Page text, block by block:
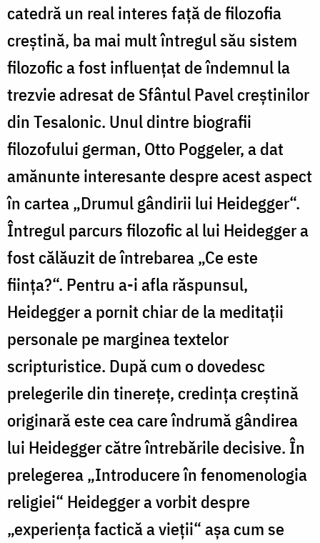
catedră un real interes față de filozofia
creștină, ba mai mult întregul său sistem
filozofic a fost influențat de îndemnul la
trezvie adresat de Sfântul Pavel creștinilor
din Tesalonic. Unul dintre biografii
filozofului german, Otto Poggeler, a dat
amănunte interesante despre acest aspect
în cartea „Drumul gândirii lui Heidegger“.
Întregul parcurs filozofic al lui Heidegger a
fost călăuzit de întrebarea „Ce este
ființa?“. Pentru a-i afla răspunsul,
Heidegger a pornit chiar de la meditații
personale pe marginea textelor
scripturistice. După cum o dovedesc
prelegerile din tinerețe, credința creștină
originară este cea care îndrumă gândirea
lui Heidegger către întrebările decisive. În
prelegerea „Introducere în fenomenologia
religiei“ Heidegger a vorbit despre
„experiența factică a vieții“ așa cum se